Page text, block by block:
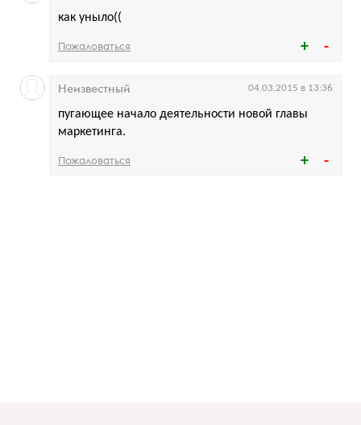
как уныло((
Пожаловаться
пугающее начало деятельности новой главы
маркетинга.
Неизвестный 04.03.2015 в 13:36
Пожаловаться